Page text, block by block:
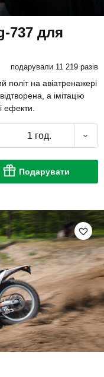
737 для
подарували 11 219 разів
політ на авіатренажері
а імітацію
ефекти.
1 год.
Подарувати